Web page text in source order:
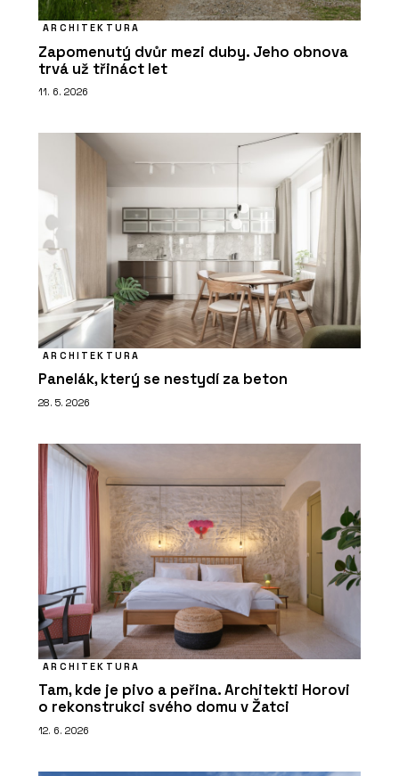
ARCHITEKTURA
Zapomenutý dvůr mezi duby. Jeho obnova
trvá už třináct let
11. 6. 2026
ARCHITEKTURA
Panelák, který se nestydí za beton
28. 5. 2026
ARCHITEKTURA
Tam, kde je pivo a peřina. Architekti Horovi
o rekonstrukci svého domu v Žatci
12. 6. 2026